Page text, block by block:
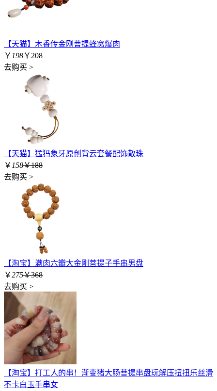
【天猫】木香传金刚菩提蜂窝爆肉
￥ 198￥208
去购买 >
【天猫】猛犸象牙原创背云套餐配饰散珠
￥ 158￥188
去购买 >
【淘宝】满肉六瓣大金刚菩提子手串男盘
￥275￥368
去购买 >
【淘宝】打工人的串！渐变猪大肠菩提串盘玩解压扭扭乐丝滑
不卡白玉手串女